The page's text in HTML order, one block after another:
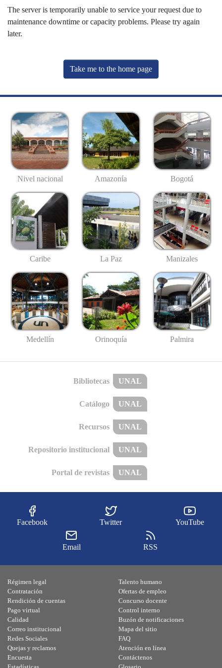
The server is temporarily unable to service your request due to
maintenance downtime or capacity problems. Please try again
later.
Take me to the home page
Nivel nacional Amazonía Bogotá
Caribe La Paz Manizales
Medellín Orinoquía Palmira
Bibliotecas UNAL
Catálogo UNAL
Recursos UNAL
Repositorio institucional UNAL
Portal de revistas UNAL
Facebook Twitter YouTube
Email RSS
Régimen legal
Contratación
Rendición de cuentas
Pago virtual
Calidad
Talento humano
Ofertas de empleo
Concurso docente
Control interno
Buzón de notificaciones
Correo institucional
Redes Sociales
Quejas y reclamos
Encuesta
Mapa del sitio
FAQ
Atención en línea
Contáctenos